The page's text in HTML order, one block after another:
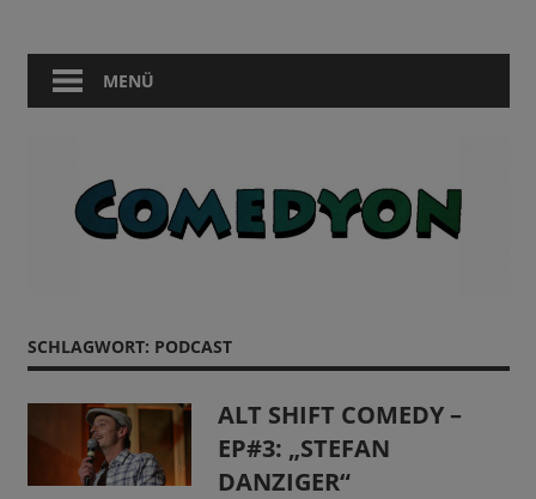
springen
Comedyon
Berlin
MENÜ
SCHLAGWORT: PODCAST
ALT SHIFT COMEDY –
EP#3: „STEFAN
DANZIGER“